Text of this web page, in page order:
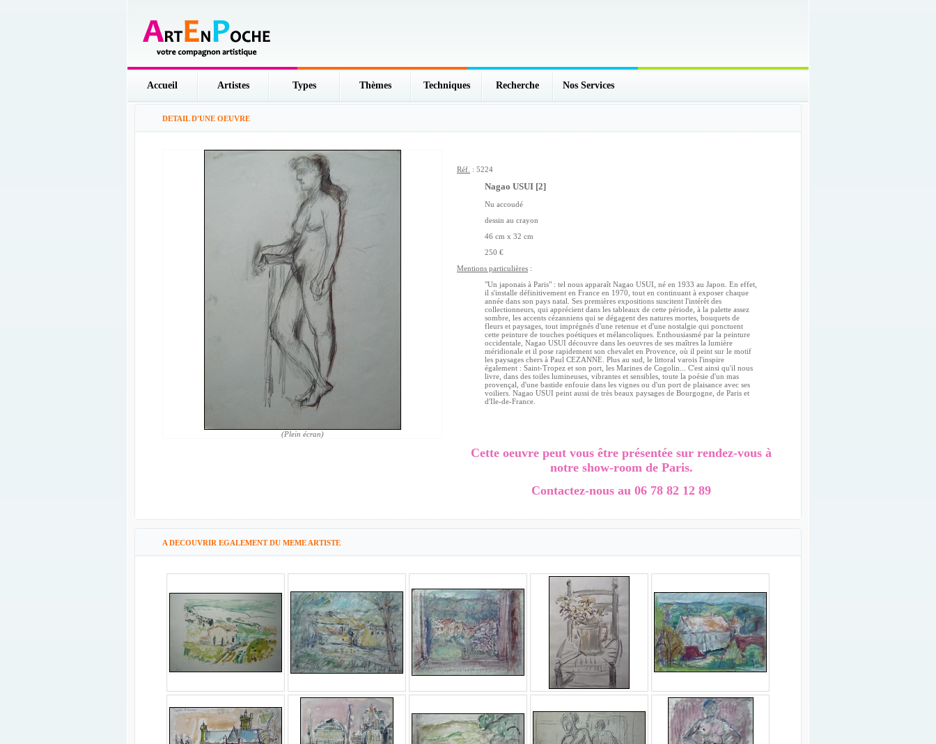
Accueil Artistes Types Thèmes Techniques Recherche Nos Services
DETAIL D'UNE OEUVRE
(Plein écran)
Réf. : 5224
Nagao USUI [2]
Nu accoudé
dessin au crayon
46 cm x 32 cm
250 €
Mentions particulières :
"Un japonais à Paris" : tel nous apparaît Nagao USUI, né en 1933 au Japon. En effet,
il s'installe définitivement en France en 1970, tout en continuant à exposer chaque
année dans son pays natal. Ses premières expositions suscitent l'intérêt des
collectionneurs, qui apprécient dans les tableaux de cette période, à la palette assez
sombre, les accents cézanniens qui se dégagent des natures mortes, bouquets de
fleurs et paysages, tout imprégnés d'une retenue et d'une nostalgie qui ponctuent
cette peinture de touches poétiques et mélancoliques. Enthousiasmé par la peinture
occidentale, Nagao USUI découvre dans les oeuvres de ses maîtres la lumière
méridionale et il pose rapidement son chevalet en Provence, où il peint sur le motif
les paysages chers à Paul CEZANNE. Plus au sud, le littoral varois l'inspire
également : Saint-Tropez et son port, les Marines de Cogolin... C'est ainsi qu'il nous
livre, dans des toiles lumineuses, vibrantes et sensibles, toute la poésie d'un mas
provençal, d'une bastide enfouie dans les vignes ou d'un port de plaisance avec ses
voiliers. Nagao USUI peint aussi de très beaux paysages de Bourgogne, de Paris et
d'Ile-de-France.
Cette oeuvre peut vous être présentée sur rendez-vous à
notre show-room de Paris.
Contactez-nous au 06 78 82 12 89
A DECOUVRIR EGALEMENT DU MEME ARTISTE